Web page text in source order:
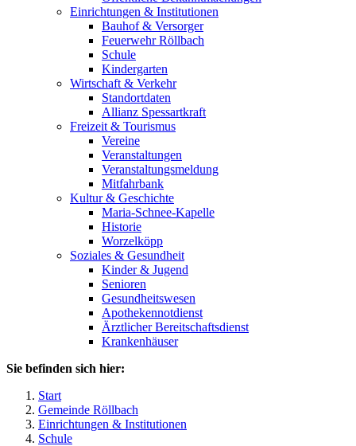
Einrichtungen & Institutionen
Bauhof & Versorger
Feuerwehr Röllbach
Schule
Kindergarten
Wirtschaft & Verkehr
Standortdaten
Allianz Spessartkraft
Freizeit & Tourismus
Vereine
Veranstaltungen
Veranstaltungsmeldung
Mitfahrbank
Kultur & Geschichte
Maria-Schnee-Kapelle
Historie
Worzelköpp
Soziales & Gesundheit
Kinder & Jugend
Senioren
Gesundheitswesen
Apothekennotdienst
Ärztlicher Bereitschaftsdienst
Krankenhäuser
Sie befinden sich hier:
Start
Gemeinde Röllbach
Einrichtungen & Institutionen
Schule